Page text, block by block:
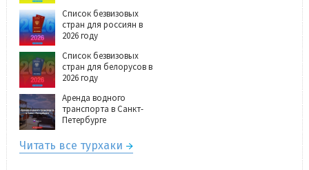
Список безвизовых
стран для россиян в
2026 году
Список безвизовых
стран для белорусов в
2026 году
Аренда водного
транспорта в Санкт-
Петербурге
Читать все турхаки